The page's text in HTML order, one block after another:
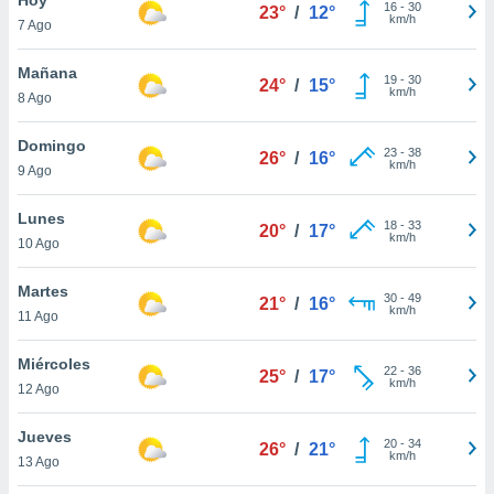
y
en
más
de
7 Ago
23° / 12° 16- 30
km/h
Mañana
8 Ago
24° / 15° 19- 30
km/h
Domingo
9 Ago
26° / 16° 23- 38
km/h
Lunes
10 Ago
20° / 17° 18- 33
km/h
Martes
11 Ago
21° / 16° 30- 49
km/h
Miércoles
12 Ago
25° / 17° 22- 36
km/h
Jueves
13 Ago
26° / 21° 20- 34
km/h